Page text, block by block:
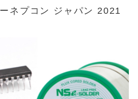
ネプコン ジャパン 2021